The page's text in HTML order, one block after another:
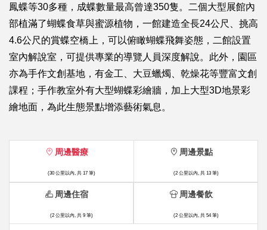
鳳蝶等30多種，成蝶數量最高曾達350隻。二個大型展館內
部植滿了蝴蝶食草與蜜源植物，一館建造全長24公尺、挑高
4.6公尺的賞蝶空橋上，可以俯瞰蝴蝶飛舞姿態，二館設置
室內解說室，可提供專業的導覽人員深度解說。此外，園區
亦為手作文創基地，有金工、大豆蠟燭、乾燥花等豐富文創
課程；手作教室外有大型蝴蝶彩繪牆，加上大型3D地景彩
繪地面，為此生態景點增添藝術氣息。
周邊醫療
(30 公里以內, 共 17 筆)
周邊景點
(2 公里以內, 共 13 筆)
周邊住宿
(2 公里以內, 共 9 筆)
周邊餐飲
(2 公里以內, 共 54 筆)